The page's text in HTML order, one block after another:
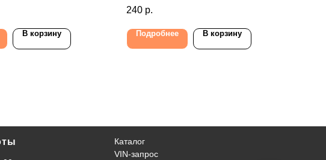
В корзину
2D,-44D
240 р.
Подробнее В корзину
Каталог
VIN-запрос